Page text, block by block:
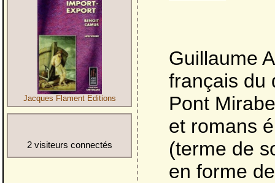
Jacques Flament Editions
2 visiteurs connectés
Guillaume
français du
Pont
et romans
(terme de
en forme